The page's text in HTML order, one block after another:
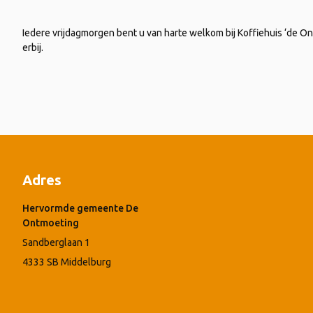
Iedere vrijdagmorgen bent u van harte welkom bij Koffiehuis ‘de
erbij.
Adres
Hervormde gemeente De
Ontmoeting
Sandberglaan 1
4333 SB Middelburg